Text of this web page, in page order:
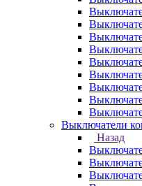
Выключатели
Назад